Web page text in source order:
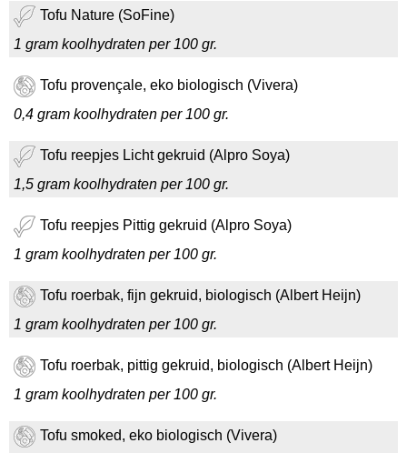
Tofu Nature (SoFine)
1 gram koolhydraten per 100 gr.
Tofu provençale, eko biologisch (Vivera)
0,4 gram koolhydraten per 100 gr.
Tofu reepjes Licht gekruid (Alpro Soya)
1,5 gram koolhydraten per 100 gr.
Tofu reepjes Pittig gekruid (Alpro Soya)
1 gram koolhydraten per 100 gr.
Tofu roerbak, fijn gekruid, biologisch (Albert Heijn)
1 gram koolhydraten per 100 gr.
Tofu roerbak, pittig gekruid, biologisch (Albert Heijn)
1 gram koolhydraten per 100 gr.
Tofu smoked, eko biologisch (Vivera)